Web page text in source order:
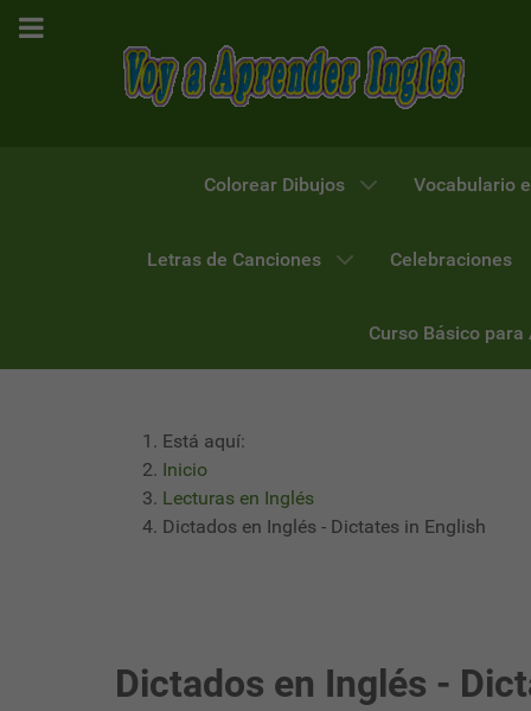
Colorear Dibujos Vocabulario
Letras de Canciones Celebraciones
Curso Básico
Está aquí:
Inicio
Lecturas en Inglés
Dictados en Inglés - Dictates in English
Dictados en Inglés -